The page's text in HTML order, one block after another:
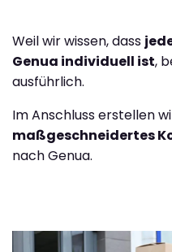
Weil wir wissen, dass
Genua individuell ist,
ausführlich.
Im Anschluss erstellen
maßgeschneidertes
nach Genua.